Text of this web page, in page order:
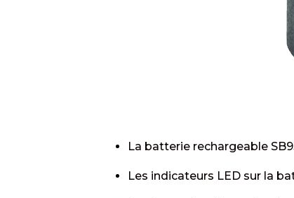
La batterie rechargeable
Les indicateurs LED sur la